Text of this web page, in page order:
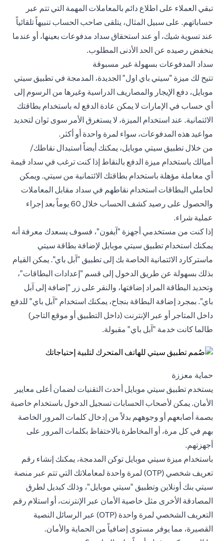
تبقي العملاء على اطلاع دائم بالمعاملات المهمة التي تتم عبر
حساباتهم. على سبيل المثال، يتلقى صاحب الحساب تنبيهاً تلقائياً
عند تسوية شيك، أو عند استحقاق سداد مدفوعات بعينها، أو عندما
ينخفض رصيده عن الحد الأدنى المطلوب.
سداد المدفوعات بسهولة غير مسبوقة
تتيح لك ميزة "سيتي باي اول" الجديدة، المدمجة في تطبيق سيتي
موبايل، دفع الإيجار والمصاريف الدراسية وغيرها من الرسوم إلى
أي حساب في الإمارات لا يمكن عادة الدفع له باستخدام بطاقتك
الائتمانية. عند استخدام الميزة، لا يستغرق الأمر سوى ثوان لتحديد
مواعيد هذه المدفوعات، سواء لمرة واحدة أو أكثر.
من خلال تطبيق سيتي موبايل، يمكنك أيضاً استبدال نقاطك/
أميالك باستخدام ميزة الدفع بالنقاط إذا كنت ترغب في سداد قيمة
أي معاملة مؤهلة باستخدام بطاقتك الائتمانية من سيتي. ويمكن
لحاملي البطاقات استخدام نقاطهم في سداد مقابل المعاملات
والحصول على رصيد كشف الحساب خلال 60 يوماً بعد إجراء
عملية شراء.
إذا كنت من مستخدمي أجهزة "آيفون"، فسوف يسعدك معرفة أنه
يمكنك استخدام تطبيق سيتي موبايل لإضافة بطاقة سيتي
ماستركارد الائتمانية الخاصة بك إلى تطبيق "آبل باي". يمكن القيام
بذلك بسهولة عن طريق الدخول إلى قسم "إعدادات البطاقات"،
وتحديد البطاقة المراد إضافتها، والنقر على زر "إضافة إلى آبل
باي". بمجرد إضافة البطاقة بنجاح، يمكنك استخدام "آبل باي" للدفع
داخل المتاجر أو عبر الإنترنت (داخل التطبيق أو موقع التاجر)
طالما كانت خدمة "آبل باي" مقبولة.
حماية معززة
يستخدم تطبيق سيتي موبايل أحدث التقنيات لضمان أعلى معايير
الأمان. يمكن لأصحاب الحسابات تسجيل الدخول باستخدام خاصية
بصمة أصابعهم أو وجوههم بدلاً من إدخال كلمات المرور الخاصة
بهم في كل مرة، أو المخاطرة بالاحتفاظ بكلمات المرور على
أجهزتهم.
باستخدام ميزة سيتي موبايل توكن المدمجة، يمكنك إنشاء رقم
تعريف شخصي (OTP) لمرة واحدة لمعاملاتك التي تتم عبر منصة
سيتي بنك أونلاين وتطبيق "سيتي موبايل"، وذلك كبديل لطرق
المصادقة الأخرى مثل خاصية الأمان عبر الإنترنت، أو استلام رقم
التعريف الشخصي لمرة واحدة (OTP) عبر الرسائل النصية
القصيرة، مما يوفر مستوى إضافياً من الحماية والأمان.